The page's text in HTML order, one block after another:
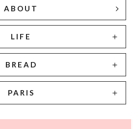
ABOUT
LIFE
BREAD
PARIS